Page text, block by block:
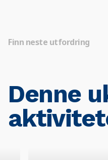
Finn neste utfordring
Denne